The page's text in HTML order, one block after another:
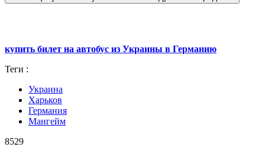
купить билет на автобус из Украины в Германию
Теги :
Украина
Харьков
Германия
Мангейм
8529